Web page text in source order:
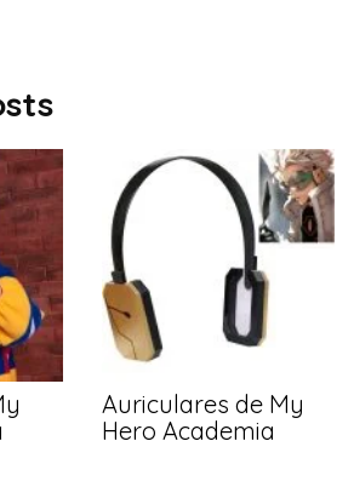
Auriculares de My
Hero Academia